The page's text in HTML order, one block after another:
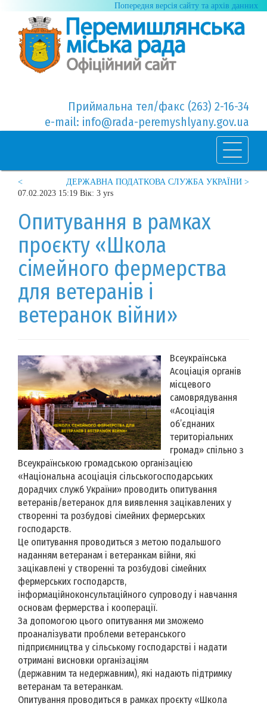
Попередня версія сайту та архів данних
Приймальна тел/факс (263) 2-16-34
e-mail: info@rada-peremyshlyany.gov.ua
ДЕРЖАВНА ПОДАТКОВА СЛУЖБА УКРАЇНИ >
<
07.02.2023 15:19 Вік: 3 yrs
Опитування в рамках
проєкту «Школа
сімейного фермерства
для ветеранів і
ветеранок війни»
Всеукраїнська
Асоціація органів
місцевого
самоврядування
«Асоціація
об’єднаних
територіальних
громад» спільно з
Всеукраїнською громадською організацією
«Національна асоціація сільськогосподарських
дорадчих служб України» проводить опитування
ветеранів/ветеранок для виявлення зацікавлених у
створенні та розбудові сімейних фермерських
господарств.
Це опитування проводиться з метою подальшого
наданням ветеранам і ветеранкам війни, які
зацікавлені у створенні та розбудові сімейних
фермерських господарств,
інформаційноконсультаційного супроводу і навчання
основам фермерства і кооперації.
За допомогою цього опитування ми зможемо
проаналізувати проблеми ветеранського
підприємництва у сільському господарстві і надати
отримані висновки організаціям
(державним та недержавним), які надають підтримку
ветеранам та ветеранкам.
Опитування проводиться в рамках проєкту «Школа